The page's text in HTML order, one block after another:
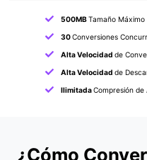
500MBTamaño
30Conversiones
Alta Velocidad de
Alta Velocidad de
IlimitadaCompresión de
¿Cómo